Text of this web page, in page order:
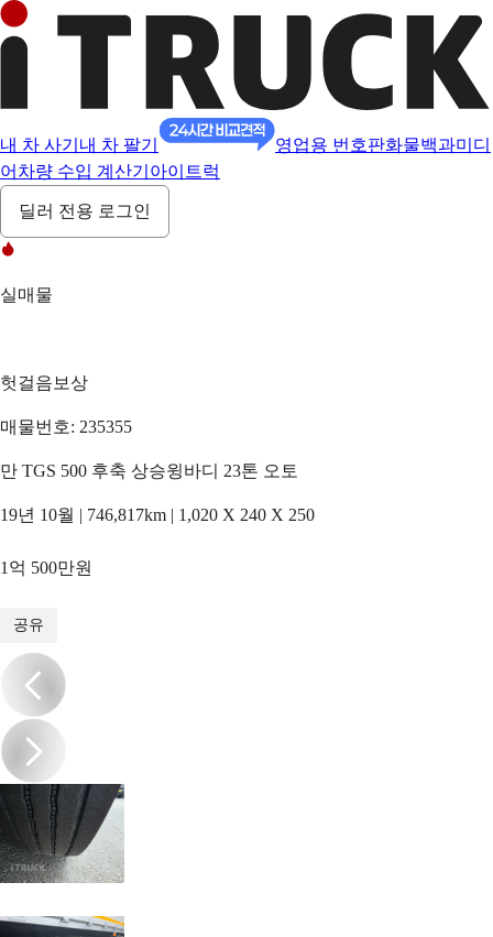
내 차 사기 내 차 팔기 영업용 번호판화물백과미디
어 차량 수입 계산기 아이트럭
딜러 전용 로그인
실매물
헛걸음보상
매물번호: 235355
만 TGS 500 후축 상승윙바디 23톤 오토
19년 10월 | 746,817km | 1,020 X 240 X 250
1억 500만원
공유
/15